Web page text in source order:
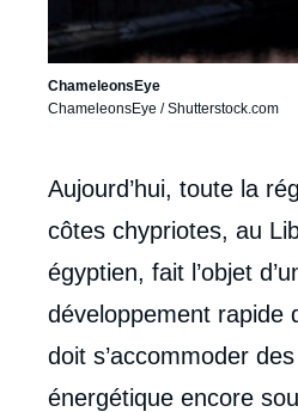
ChameleonsEye
ChameleonsEye / Shutterstock.com
Corps
analyses
Aujourd’hui, toute la
côtes chypriotes, au
égyptien, fait l’objet
développement rapide
doit s’accommoder
énergétique encore